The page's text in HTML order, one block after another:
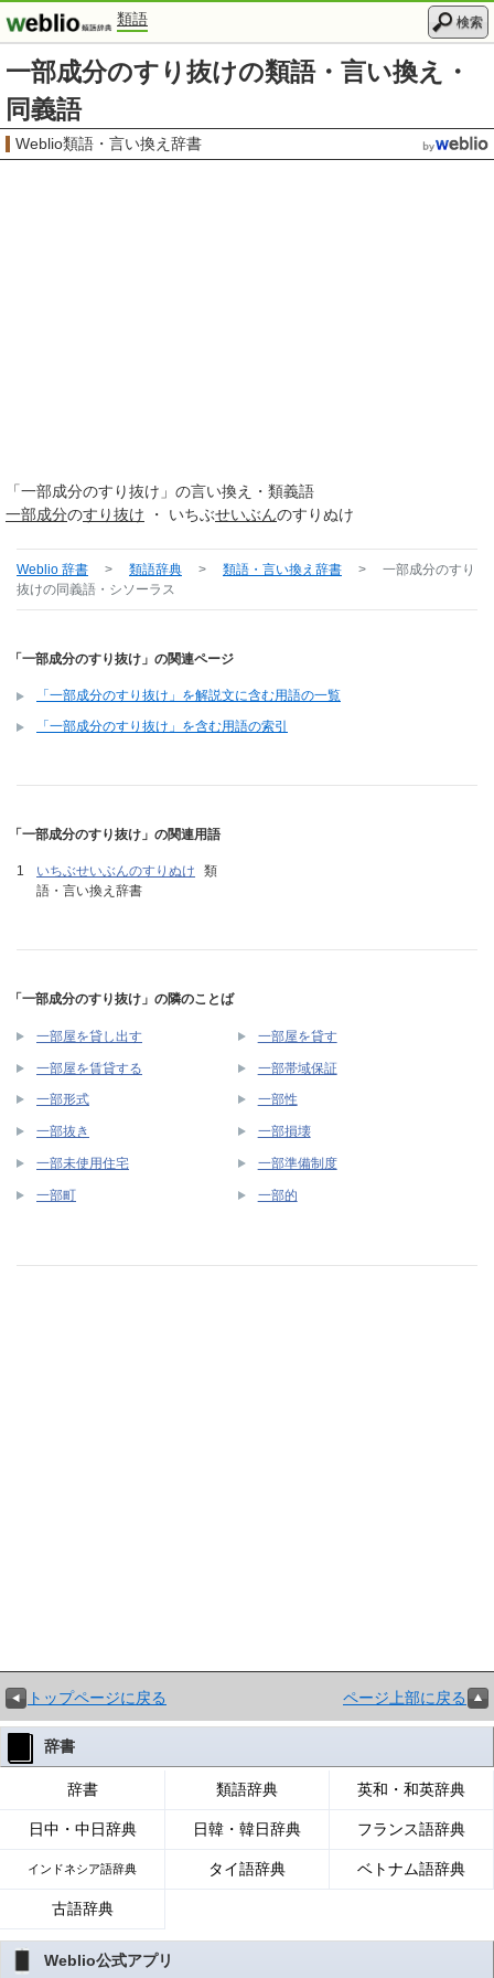
類語 検索
一部成分のすり抜けの類語・言い換え・
同義語
Weblio類語・言い換え辞書
「一部成分のすり抜け 」の言い換え・類義語
一部成分のすり抜け ・ いちぶせいぶんのすりぬけ
Weblio 辞書 > 類語辞典 > 類語・言い換え辞書 >
一部成分のすり
抜けの同義語・シソーラス
「一部成分のすり抜け」の関連ページ
「一部成分のすり抜け」を解説文に含む用語の一覧
「一部成分のすり抜け」を含む用語の索引
「一部成分のすり抜け」の関連用語
いちぶせいぶんのすりぬけ
類
語・言い換え辞書
「一部成分のすり抜け」の隣のことば
一部屋を貸し出す 一部屋を貸す
一部屋を賃貸する 一部帯域保証
一部形式 一部性
一部抜き 一部損壊
一部未使用住宅 一部準備制度
一部町 一部的
トップページに戻る ページ上部に戻る
辞書
辞書 類語辞典 英和・和英辞典
日中・中日辞典 日韓・韓日辞典 フランス語辞典
インドネシア語辞典 タイ語辞典 ベトナム語辞典
古語辞典
Weblio公式アプリ